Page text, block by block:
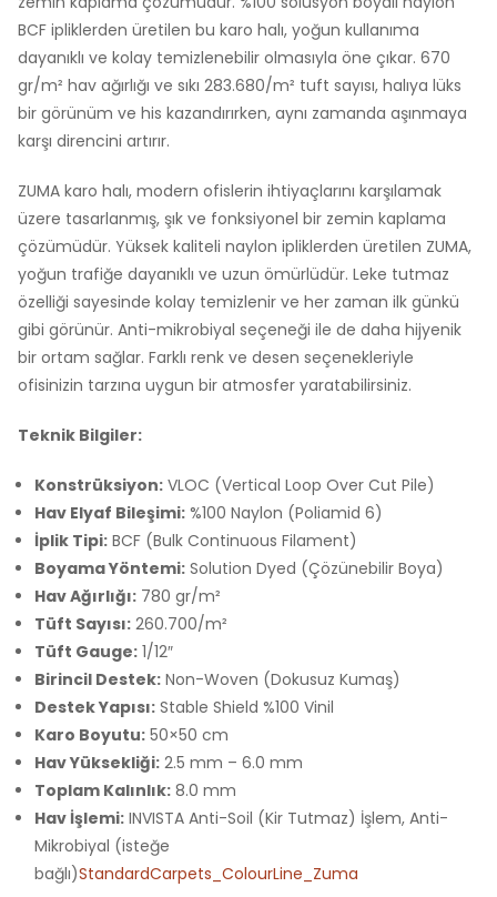
BCF ipliklerden üretilen bu karo halı, yoğun kullanıma
dayanıklı ve kolay temizlenebilir olmasıyla öne çıkar. 670
gr/m² hav ağırlığı ve sıkı 283.680/m² tuft sayısı, halıya lüks
bir görünüm ve his kazandırırken, aynı zamanda aşınmaya
karşı direncini artırır.
ZUMA karo halı, modern ofislerin ihtiyaçlarını karşılamak
üzere tasarlanmış, şık ve fonksiyonel bir zemin kaplama
çözümüdür. Yüksek kaliteli naylon ipliklerden üretilen ZUMA,
yoğun trafiğe dayanıklı ve uzun ömürlüdür. Leke tutmaz
özelliği sayesinde kolay temizlenir ve her zaman ilk günkü
gibi görünür. Anti-mikrobiyal seçeneği ile de daha hijyenik
bir ortam sağlar. Farklı renk ve desen seçenekleriyle
ofisinizin tarzına uygun bir atmosfer yaratabilirsiniz.
Teknik Bilgiler:
Konstrüksiyon: VLOC (Vertical Loop Over Cut Pile)
Hav Elyaf Bileşimi: %100 Naylon (Poliamid 6)
İplik Tipi: BCF (Bulk Continuous Filament)
Boyama Yöntemi: Solution Dyed (Çözünebilir Boya)
Hav Ağırlığı: 780 gr/m²
Tüft Sayısı: 260.700/m²
Tüft Gauge: 1/12″
Birincil Destek: Non-Woven (Dokusuz Kumaş)
Destek Yapısı: Stable Shield %100 Vinil
Karo Boyutu: 50×50 cm
Hav Yüksekliği: 2.5 mm – 6.0 mm
Toplam Kalınlık: 8.0 mm
Hav İşlemi: INVISTA Anti-Soil (Kir Tutmaz) İşlem, Anti-
Mikrobiyal (isteğe
bağlı)StandardCarpets_ColourLine_Zuma